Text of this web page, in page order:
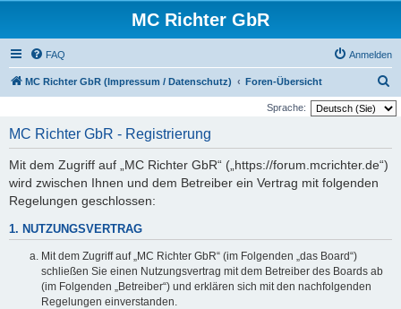
MC Richter GbR
FAQ Anmelden
MC Richter GbR (Impressum / Datenschutz) Foren-Übersicht
u
Sprache:
MC Richter GbR - Registrierung
Mit dem Zugriff auf „MC Richter GbR“ („https://forum.mcrichter.de“)
wird zwischen Ihnen und dem Betreiber ein Vertrag mit folgenden
Regelungen geschlossen:
1. NUTZUNGSVERTRAG
Mit dem Zugriff auf „MC Richter GbR“ (im Folgenden „das Board“)
schließen Sie einen Nutzungsvertrag mit dem Betreiber des Boards ab
(im Folgenden „Betreiber“) und erklären sich mit den nachfolgenden
Regelungen einverstanden.